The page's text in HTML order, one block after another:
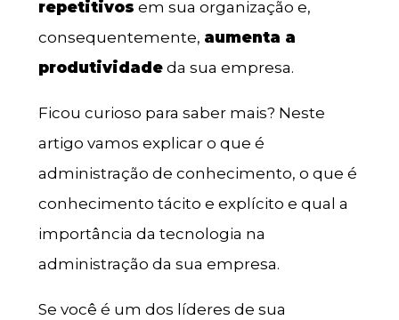
repetitivos em sua organização e,
consequentemente, aumenta a
produtividadeda sua empresa.
Ficou curioso para saber mais? Neste
artigo vamos explicar o que é
administração de conhecimento, o que é
conhecimento tácito e explícito e qual a
importância da tecnologia na
administração da sua empresa.
Se você é um dos líderes de sua